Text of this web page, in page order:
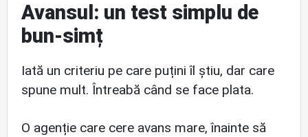
Avansul: un test simplu de
bun-simț
Iată un criteriu pe care puțini îl știu, dar care
spune mult. Întreabă când se face plata.
O agenție care cere avans mare, înainte să